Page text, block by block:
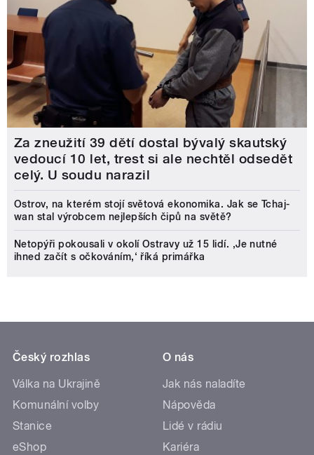
Za zneužití 39 dětí dostal bývalý skautský
vedoucí 10 let, trest si ale nechtěl odsedět
celý. U soudu narazil
Ostrov, na kterém stojí světová ekonomika. Jak se Tchaj-
wan stal výrobcem nejlepších čipů na světě?
Netopýři pokousali v okolí Ostravy už 15 lidí. ‚Je nutné
ihned začít s očkováním,‘ říká primářka
Český rozhlas
Válka na Ukrajině
Komunální volby
Stanice
eShop
O nás
Jak nás naladíte
Nápověda
Lidé v rádiu
Kariéra